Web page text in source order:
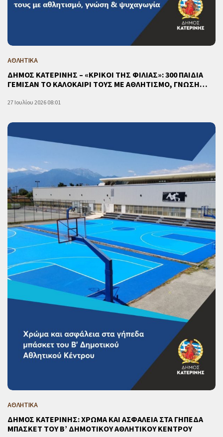
ΑΘΛΗΤΙΚΑ
ΔΗΜΟΣ ΚΑΤΕΡΙΝΗΣ – «ΚΡΙΚΟΙ ΤΗΣ ΦΙΛΙΑΣ»: 300 ΠΑΙΔΙΑ
ΓΕΜΙΣΑΝ ΤΟ ΚΑΛΟΚΑΙΡΙ ΤΟΥΣ ΜΕ ΑΘΛΗΤΙΣΜΟ, ΓΝΩΣΗ…
27 Ιουλίου 2026 08:01
ΑΘΛΗΤΙΚΑ
ΔΗΜΟΣ ΚΑΤΕΡΙΝΗΣ: ΧΡΩΜΑ ΚΑΙ ΑΣΦΑΛΕΙΑ ΣΤΑ ΓΗΠΕΔΑ
ΜΠΑΣΚΕΤ ΤΟΥ Β’ ΔΗΜΟΤΙΚΟΥ ΑΘΛΗΤΙΚΟΥ ΚΕΝΤΡΟΥ